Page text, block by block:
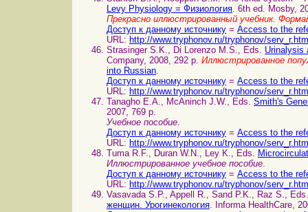
Levy Physiology = Физиология. 6th ed. Mosby,
Прекрасно иллюстрированный учебник.
Доступ к данному источнику = Access to the
URL: http://www.tryphonov.ru/tryphonov/
Strasinger S.K., Di Lorenzo M.S., Eds. Urinalysis
Company, 2008, 292 p. Иллюстрированное
into Russian.
Доступ к данному источнику = Access to the
URL: http://www.tryphonov.ru/tryphonov/
Tanagho E.A., McAninch J.W., Eds. Smith's
2007, 769 p.
Учебное пособие.
Доступ к данному источнику = Access to the
URL: http://www.tryphonov.ru/tryphonov/
Tuma R.F., Duran W.N., Ley K., Eds.
Иллюстрированное учебное пособие.
Доступ к данному источнику = Access to the
URL: http://www.tryphonov.ru/tryphonov/
Vasavada S.P., Appell R., Sand P.K., Raz S.,
женщин. Урогинекология. Informa HealthCare,